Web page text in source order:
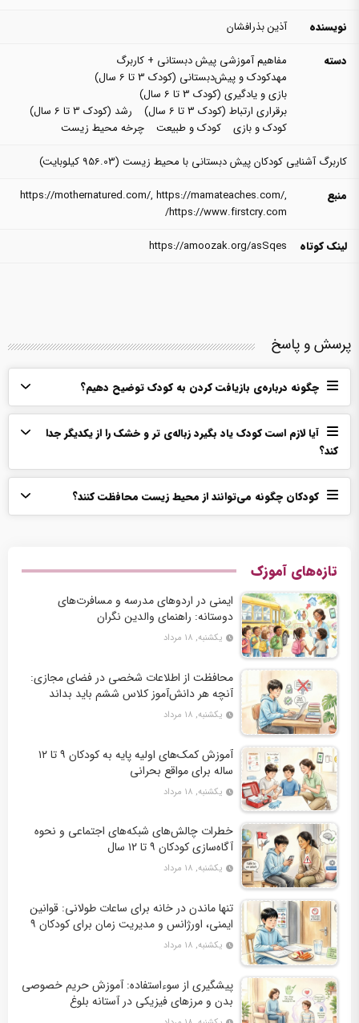
نویسنده
آذین بذرافشان
دسته
مفاهیم آموزشی پیش دبستانی + کاربرگ
مهدکودک و پیش‌دبستانی (کودک 3 تا 6 سال)
بازی و یادگیری (کودک 3 تا 6 سال)
برقراری ارتباط (کودک 3 تا 6 سال)
رشد (کودک 3 تا 6 سال)
کودک و بازی
کودک و طبیعت
چرخه محیط زیست
کاربرگ آشنایی کودکان پیش ‌دبستانی با محیط ‌زیست (956.03 کیلوبایت)
منبع
https://mothernatured.com/, https://mamateaches.com/,
https://www.firstcry.com/
لینک کوتاه
https://amoozak.org/asSqes
پرسش و پاسخ
چگونه درباره‌ی بازیافت کردن به کودک توضیح دهیم؟
آیا لازم است کودک یاد بگیرد زباله‌ی تر و خشک را از یکدیگر جدا
کند؟
کودکان چگونه می‌توانند از محیط‌ زیست محافظت کنند؟
تازه‌های آموزک
ایمنی در اردوهای مدرسه و مسافرت‌های
دوستانه: راهنمای والدین نگران
یکشنبه, ۱۸ مرداد
محافظت از اطلاعات شخصی در فضای مجازی:
آنچه هر دانش‌آموز کلاس ششم باید بداند
یکشنبه, ۱۸ مرداد
آموزش کمک‌های اولیه پایه به کودکان ۹ تا ۱۲
ساله برای مواقع بحرانی
یکشنبه, ۱۸ مرداد
خطرات چالش‌های شبکه‌های اجتماعی و نحوه
آگاه‌سازی کودکان ۹ تا ۱۲ سال
یکشنبه, ۱۸ مرداد
تنها ماندن در خانه برای ساعات طولانی: قوانین
ایمنی، اورژانس و مدیریت زمان برای کودکان ۹
تا ۱۲ سال یکشنبه, ۱۸ مرداد
پیشگیری از سوءاستفاده: آموزش حریم خصوصی
بدن و مرزهای فیزیکی در آستانه بلوغ